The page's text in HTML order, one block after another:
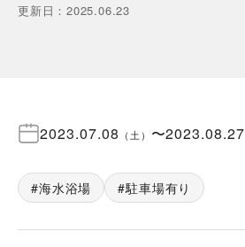
更新日 ：2025.06.23
2023.07.08 （ 土 ） 〜2023.08.27
海水浴場 駐車場有り